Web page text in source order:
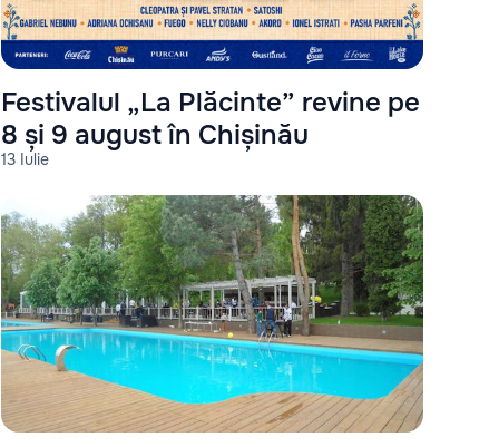
13 Iulie
Festivalul „La Plăcinte” revine pe
8 și 9 august în Chișinău